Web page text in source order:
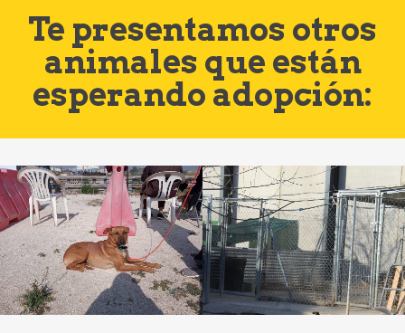
Te presentamos otros
animales que están
esperando adopción: